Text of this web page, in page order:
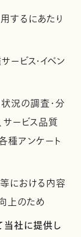
するにあたり
ービス・イベン
況の調査・分
サービス品質
種アンケート
における内容
上のため
当社に提供し